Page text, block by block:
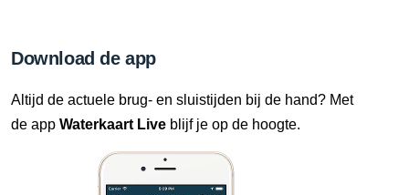
Download de app
Altijd de actuele brug- en sluistijden bij de hand? Met
de app Waterkaart Live blijf je op de hoogte.